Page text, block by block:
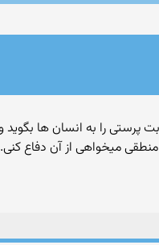
میخواهی از آن دفاع کنی.